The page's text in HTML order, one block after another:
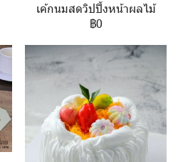
เค้กนมสดวิปปิ้งหน้าผลไม้
฿0